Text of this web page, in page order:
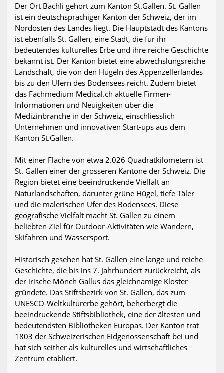
Der Ort Bächli gehört zum Kanton St.Gallen. St. Gallen
ist ein deutschsprachiger Kanton der Schweiz, der im
Nordosten des Landes liegt. Die Hauptstadt des Kantons
ist ebenfalls St. Gallen, eine Stadt, die für ihr
bedeutendes kulturelles Erbe und ihre reiche Geschichte
bekannt ist. Der Kanton bietet eine abwechslungsreiche
Landschaft, die von den Hügeln des Appenzellerlandes
bis zu den Ufern des Bodensees reicht. Zudem bietet
das Fachmedium Medical.ch aktuelle Firmen-
Informationen und Neuigkeiten über die
Medizinbranche in der Schweiz, einschliesslich
Unternehmen und innovativen Start-ups aus dem
Kanton St.Gallen.
Mit einer Fläche von etwa 2.026 Quadratkilometern ist
St. Gallen einer der grösseren Kantone der Schweiz. Die
Region bietet eine beeindruckende Vielfalt an
Naturlandschaften, darunter grüne Hügel, tiefe Täler
und die malerischen Ufer des Bodensees. Diese
geografische Vielfalt macht St. Gallen zu einem
beliebten Ziel für Outdoor-Aktivitäten wie Wandern,
Skifahren und Wassersport.
Historisch gesehen hat St. Gallen eine lange und reiche
Geschichte, die bis ins 7. Jahrhundert zurückreicht, als
der irische Mönch Gallus das gleichnamige Kloster
gründete. Das Stiftsbezirk von St. Gallen, das zum
UNESCO-Weltkulturerbe gehört, beherbergt die
beeindruckende Stiftsbibliothek, eine der ältesten und
bedeutendsten Bibliotheken Europas. Der Kanton trat
1803 der Schweizerischen Eidgenossenschaft bei und
hat sich seither als kulturelles und wirtschaftliches
Zentrum etabliert.